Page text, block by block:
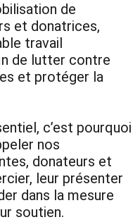
de
et donatrices,
travail
de lutter contre
et protéger la
c’est pourquoi
nos
donateurs et
leur présenter
dans la mesure
soutien.